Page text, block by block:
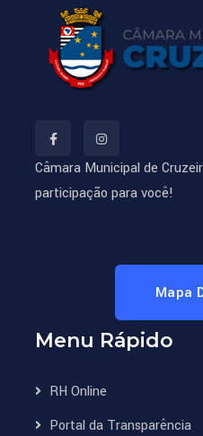
Câmara Municipal de
participação para você!
Mapa
Menu Rápido
RH Online
Portal da Transparência